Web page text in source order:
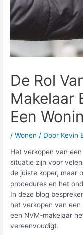
De Rol
Makelaar
Een
/Wonen / Door Kevin
Het verkopen van
situatie zijn voor
de juiste koper, maar
procedures en het
In deze blog
het verkopen van
een NVM-makelaar
vereenvoudigt.